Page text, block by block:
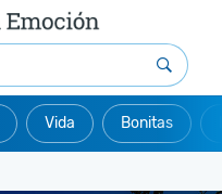
Vida Bonitas